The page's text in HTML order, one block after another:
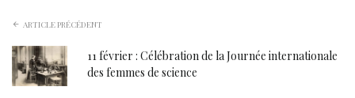
ARTICLE PRÉCÉDENT
11 février : Célébration de la Journée internationale
des femmes de science